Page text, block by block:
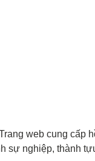
web cung cấp
sự nghiệp, thành